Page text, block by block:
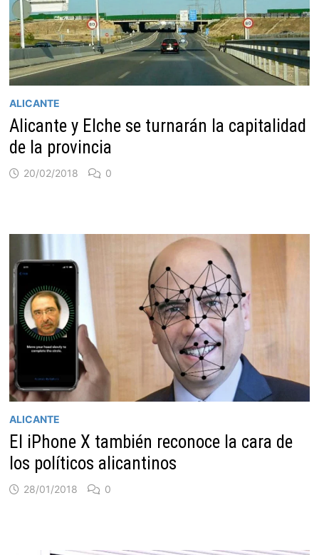
ALICANTE
Alicante y Elche se turnarán la capitalidad
de la provincia
20/02/2018 0
ALICANTE
El iPhone X también reconoce la cara de
los políticos alicantinos
28/01/2018 0